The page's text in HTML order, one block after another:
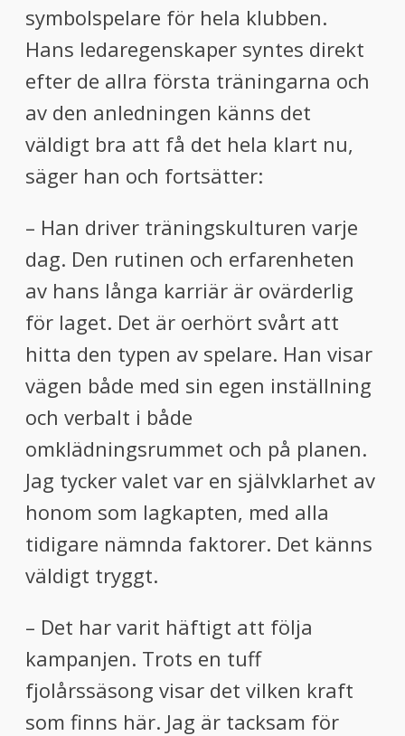
symbolspelare för hela klubben.
Hans ledaregenskaper syntes direkt
efter de allra första träningarna och
av den anledningen känns det
väldigt bra att få det hela klart nu,
säger han och fortsätter:
– Han driver träningskulturen varje
dag. Den rutinen och erfarenheten
av hans långa karriär är ovärderlig
för laget. Det är oerhört svårt att
hitta den typen av spelare. Han visar
vägen både med sin egen inställning
och verbalt i både
omklädningsrummet och på planen.
Jag tycker valet var en självklarhet av
honom som lagkapten, med alla
tidigare nämnda faktorer. Det känns
väldigt tryggt.
– Det har varit häftigt att följa
kampanjen. Trots en tuff
fjolårssäsong visar det vilken kraft
som finns här. Jag är tacksam för